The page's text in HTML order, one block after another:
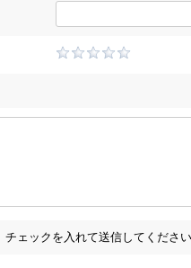
チェックを入れて送信してください